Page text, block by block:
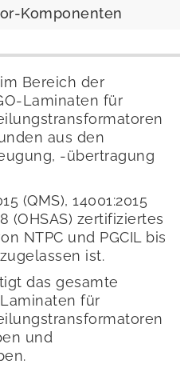
Komponenten
Bereich der
Laminaten für
aus den
-übertragung
(QMS), 14001:2015
(OHSAS) zertifiziertes
NTPC und PGCIL bis
ist.
das gesamte
für
und